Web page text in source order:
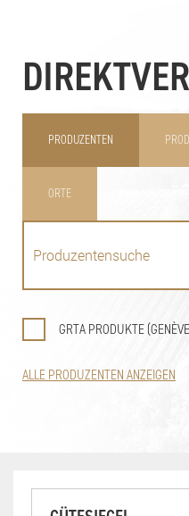
PRODUZENTEN
ORTE
GRTA PRODUKTE
ALLE PRODUZENTEN ANZEIGEN